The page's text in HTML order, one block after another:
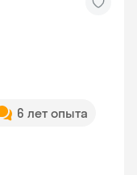
6 лет опыта